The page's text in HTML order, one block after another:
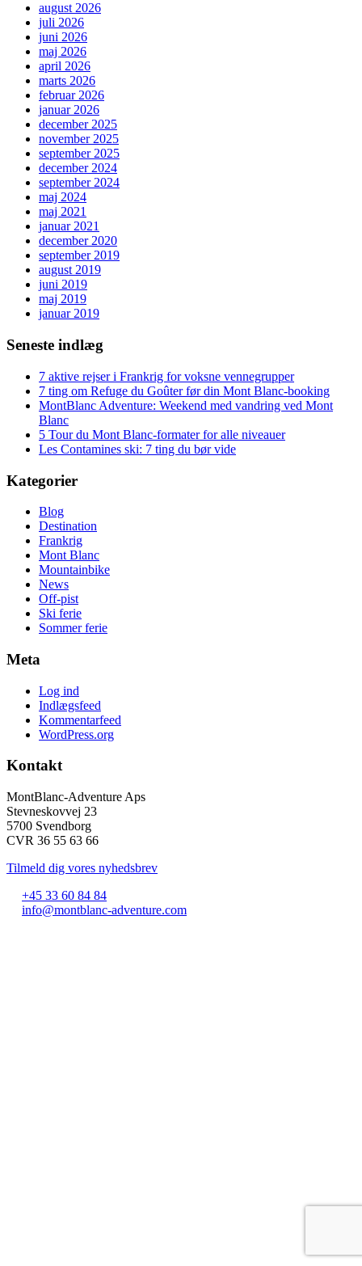
august 2026
juli 2026
juni 2026
maj 2026
april 2026
marts 2026
februar 2026
januar 2026
december 2025
november 2025
september 2025
december 2024
september 2024
maj 2024
maj 2021
januar 2021
december 2020
september 2019
august 2019
juni 2019
maj 2019
januar 2019
Seneste indlæg
7 aktive rejser i Frankrig for voksne vennegrupper
7 ting om Refuge du Goûter før din Mont Blanc-booking
MontBlanc Adventure: Weekend med vandring ved Mont
Blanc
5 Tour du Mont Blanc-formater for alle niveauer
Les Contamines ski: 7 ting du bør vide
Kategorier
Blog
Destination
Frankrig
Mont Blanc
Mountainbike
News
Off-pist
Ski ferie
Sommer ferie
Meta
Log ind
Indlægsfeed
Kommentarfeed
WordPress.org
Kontakt
MontBlanc-Adventure Aps
Stevneskovvej 23
5700 Svendborg
CVR 36 55 63 66
Tilmeld dig vores nyhedsbrev
+45 33 60 84 84
info@montblanc-adventure.com